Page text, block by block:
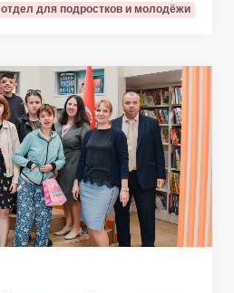
отдел для подростков и молодёжи